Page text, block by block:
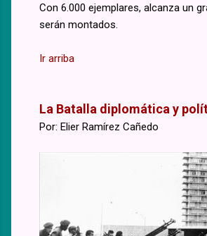
Con 6.000 ejemplares, alcanza un
serán montados.
Ir arriba
La Batalla diplomática y
Por: Elier Ramírez Cañedo